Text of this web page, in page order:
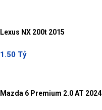
Lexus NX 200t 2015
1.50 Tỷ
Mazda 6 Premium 2.0 AT 2024